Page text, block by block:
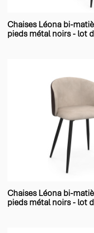
Chaises Léona bi-matière taupe et marron
pieds métal noirs - lot
Chaises Léona bi-matière taupe et marron
pieds métal noirs - lot